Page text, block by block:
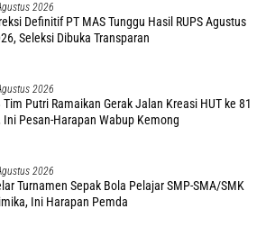
2026
Definitif PT MAS Tunggu Hasil RUPS Agustus
Seleksi Dibuka Transparan
2026
Tim Putri Ramaikan Gerak Jalan Kreasi HUT ke 81
Ini Pesan-Harapan Wabup Kemong
2026
Turnamen Sepak Bola Pelajar SMP-SMA/SMK
Ini Harapan Pemda